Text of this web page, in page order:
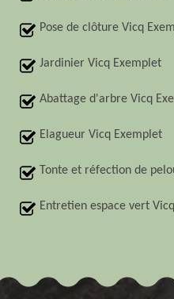
Pose de clôture Vicq
Jardinier Vicq Exemplet
Abattage d'arbre Vicq
Elagueur Vicq Exemplet
Tonte et réfection de
Entretien espace vert